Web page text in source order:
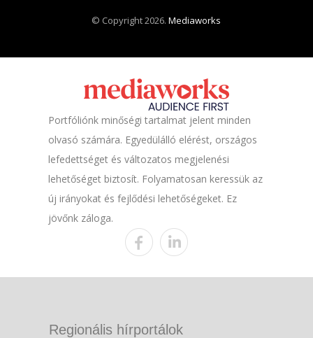
© Copyright 2026.Mediaworks
Portfóliónk minőségi tartalmat jelent minden
olvasó számára. Egyedülálló elérést, országos
lefedettséget és változatos megjelenési
lehetőséget biztosít. Folyamatosan keressük az
új irányokat és fejlődési lehetőségeket. Ez
jövőnk záloga.
Regionális hírportálok